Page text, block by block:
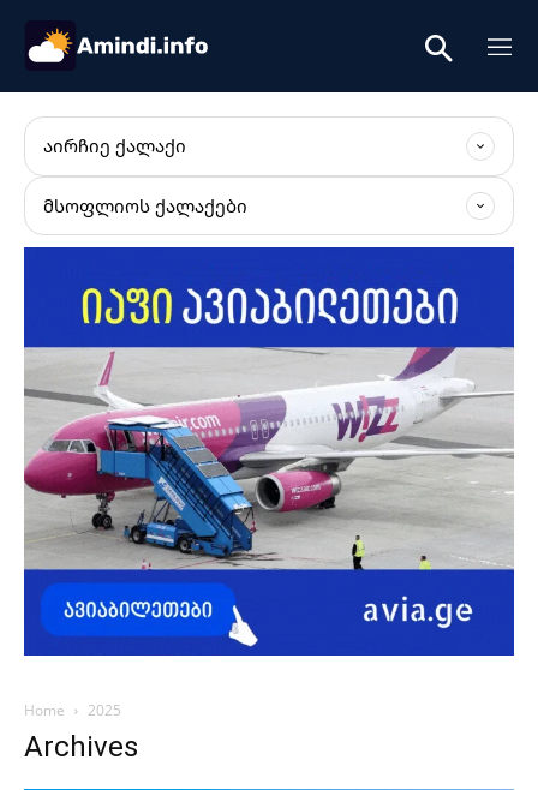
ᲐᲘᲠᲩᲘᲔ ᲥᲐᲚᲐᲥᲘ
ᲛᲡᲝᲤᲚᲘᲝᲡ ᲥᲐᲚᲐᲥᲔᲑᲘ
Home 2025
Archives